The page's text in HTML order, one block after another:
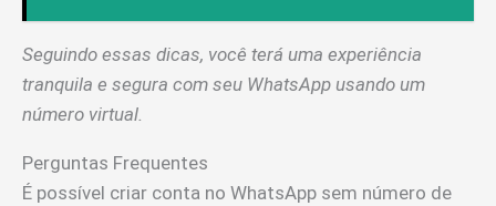
Seguindo essas dicas, você terá uma experiência
tranquila e segura com seu WhatsApp usando um
número virtual.
Perguntas Frequentes
É possível criar conta no WhatsApp sem número de